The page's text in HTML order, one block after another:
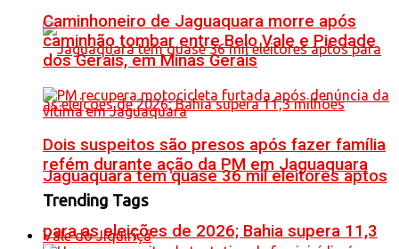
Jaguaquara tem quase 36 mil eleitores aptos
para as eleições de 2026; Bahia supera 11,3
Caminhoneiro de Jaguaquara morre após
caminhão tombar entre Belo Vale e Piedade
dos Gerais, em Minas Gerais
Dois suspeitos são presos após fazer família
refém durante ação da PM em Jaguaquara
Trending Tags
Vale do Jiquiriçá